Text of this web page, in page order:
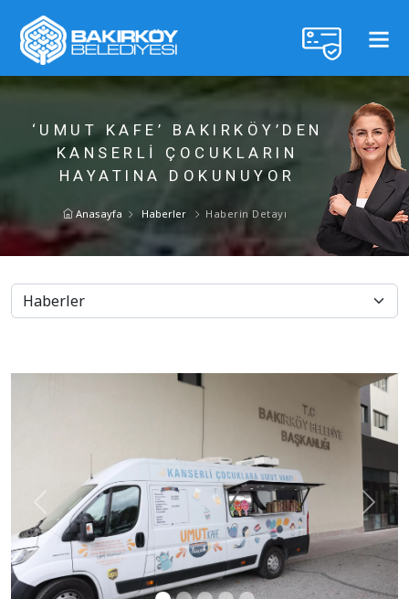
‘UMUT KAFE’ BAKIRKÖY’DEN
KANSERLİ ÇOCUKLARIN
HAYATINA DOKUNUYOR
Anasayfa Haberler Haberin Detayı